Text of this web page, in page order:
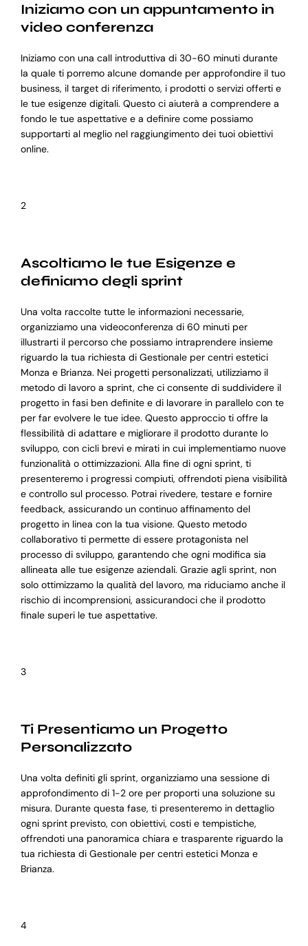
Iniziamo con un appuntamento in
video conferenza
Iniziamo con una call introduttiva di 30-60 minuti durante
la quale ti porremo alcune domande per approfondire il tuo
business, il target di riferimento, i prodotti o servizi offerti e
le tue esigenze digitali. Questo ci aiuterà a comprendere a
fondo le tue aspettative e a definire come possiamo
supportarti al meglio nel raggiungimento dei tuoi obiettivi
online.
2
Ascoltiamo le tue Esigenze e
definiamo degli sprint
Una volta raccolte tutte le informazioni necessarie,
organizziamo una videoconferenza di 60 minuti per
illustrarti il percorso che possiamo intraprendere insieme
riguardo la tua richiesta di Gestionale per centri estetici
Monza e Brianza. Nei progetti personalizzati, utilizziamo il
metodo di lavoro a sprint, che ci consente di suddividere il
progetto in fasi ben definite e di lavorare in parallelo con te
per far evolvere le tue idee. Questo approccio ti offre la
flessibilità di adattare e migliorare il prodotto durante lo
sviluppo, con cicli brevi e mirati in cui implementiamo nuove
funzionalità o ottimizzazioni. Alla fine di ogni sprint, ti
presenteremo i progressi compiuti, offrendoti piena visibilità
e controllo sul processo. Potrai rivedere, testare e fornire
feedback, assicurando un continuo affinamento del
progetto in linea con la tua visione. Questo metodo
collaborativo ti permette di essere protagonista nel
processo di sviluppo, garantendo che ogni modifica sia
allineata alle tue esigenze aziendali. Grazie agli sprint, non
solo ottimizzamo la qualità del lavoro, ma riduciamo anche il
rischio di incomprensioni, assicurandoci che il prodotto
finale superi le tue aspettative.
3
Ti Presentiamo un Progetto
Personalizzato
Una volta definiti gli sprint, organizziamo una sessione di
approfondimento di 1-2 ore per proporti una soluzione su
misura. Durante questa fase, ti presenteremo in dettaglio
ogni sprint previsto, con obiettivi, costi e tempistiche,
offrendoti una panoramica chiara e trasparente riguardo la
tua richiesta di Gestionale per centri estetici Monza e
Brianza.
4